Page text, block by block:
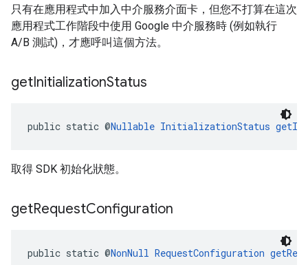
只有在應用程式中加入中介服務介面卡，但您不打算在這次
應用程式工作階段中使用 Google 中介服務時 (例如執行
A/B 測試)，才應呼叫這個方法。
getInitializationStatus
public static @Nullable InitializationStatus
取得 SDK 初始化狀態。
getRequestConfiguration
public static @NonNull RequestConfiguration